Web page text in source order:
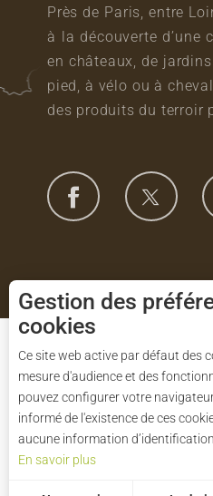
Près de Paris, entre
à la découverte d’une
en châteaux, de
pied, à vélo ou à
des produits du terroir
Le Syndicat Mixte de
l'Eure-et-Loir et des 91
Gestion des
cookies
Ce site web active par défaut des
mesure d'audience et des
pouvez configurer votre
informé de l'existence de ces
aucune information
En savoir plus